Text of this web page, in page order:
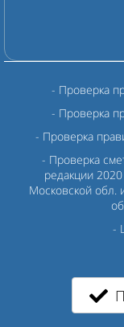
- Проверка
- Проверка
- Проверка
- Проверка
редакции
Московской обл.
-